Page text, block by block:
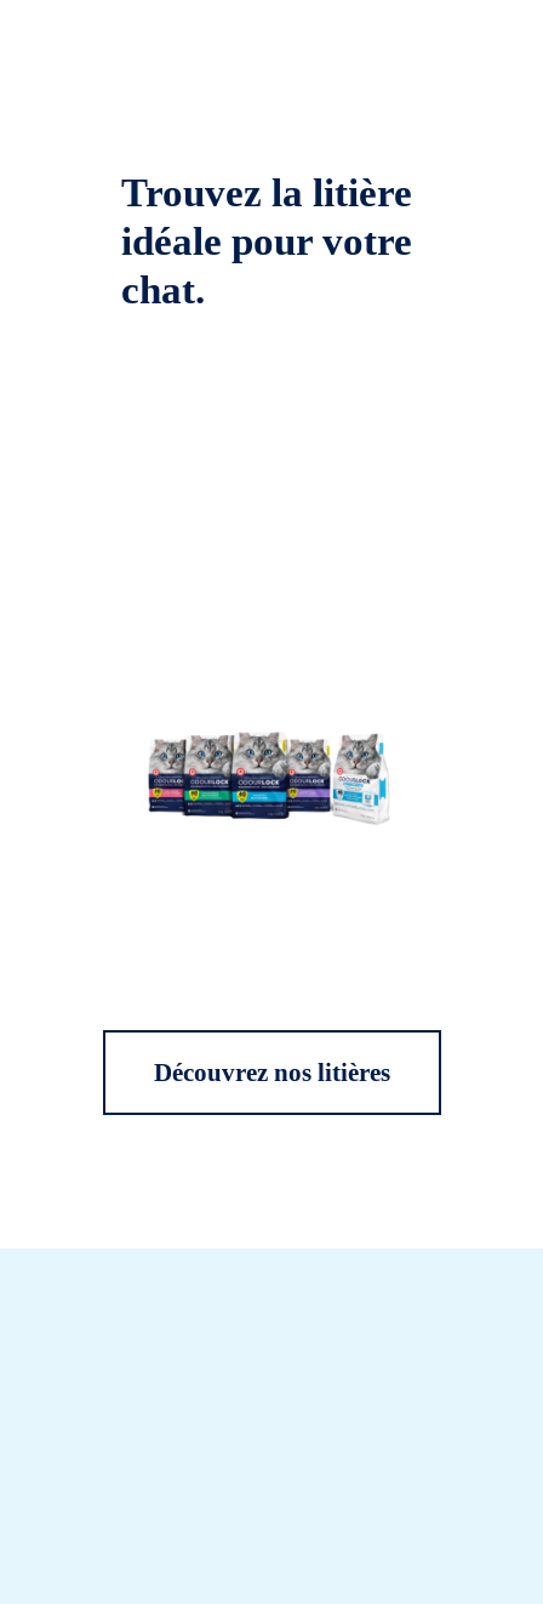
Trouvez la litière
idéale pour votre
chat.
Découvrez nos litières